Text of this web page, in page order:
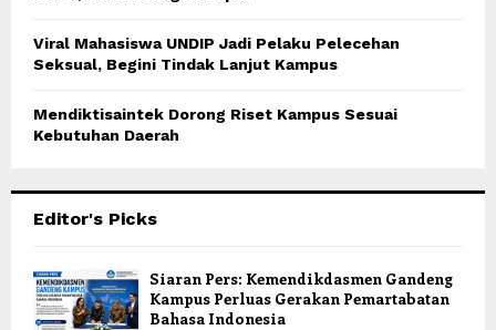
Viral Mahasiswa UNDIP Jadi Pelaku Pelecehan
Seksual, Begini Tindak Lanjut Kampus
Mendiktisaintek Dorong Riset Kampus Sesuai
Kebutuhan Daerah
Editor's Picks
Siaran Pers: Kemendikdasmen Gandeng
Kampus Perluas Gerakan Pemartabatan
Bahasa Indonesia